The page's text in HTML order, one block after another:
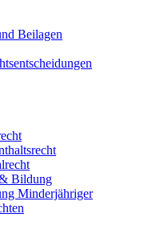
Beilagen
Bildung
Minderjähriger